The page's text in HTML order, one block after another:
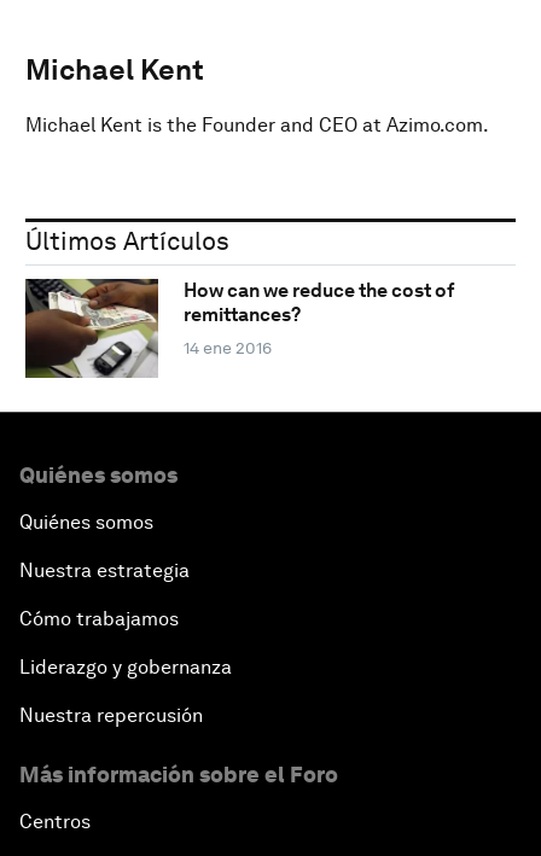
Michael Kent
Michael Kent is the Founder and CEO at Azimo.com.
Últimos Artículos
How can we reduce the cost of
remittances?
14 ene 2016
Quiénes somos
Quiénes somos
Nuestra estrategia
Cómo trabajamos
Liderazgo y gobernanza
Nuestra repercusión
Más información sobre el Foro
Centros